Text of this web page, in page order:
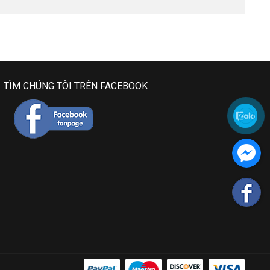
TÌM CHÚNG TÔI TRÊN FACEBOOK